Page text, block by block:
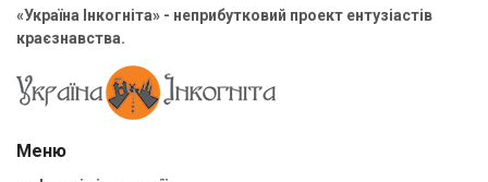
«Україна Інкогніта» - неприбутковий проект ентузіастів
краєзнавства.
Меню